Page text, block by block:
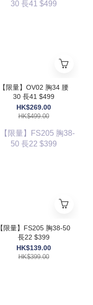
【限量】OV02 胸34 腰
30 長41 $499
HK$269.00
HK$499.00
【限量】FS205 胸38-50
長22 $399
HK$139.00
HK$399.00